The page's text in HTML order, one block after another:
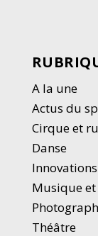
A la une
Actus du
Cirque et
Danse
Musique
Théâtre